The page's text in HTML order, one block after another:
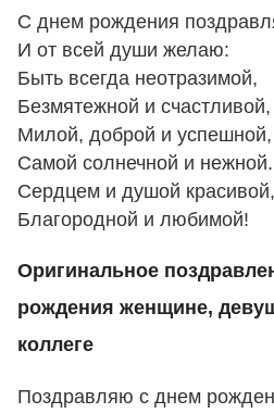
С днем рождения
И от всей души желаю:
Быть всегда неотразимой,
Безмятежной и счастливой,
Милой, доброй и успешной,
Самой солнечной и нежной.
Сердцем и душой красивой,
Благородной и любимой!
Оригинальное
рождения женщине,
коллеге
Поздравляю с днем